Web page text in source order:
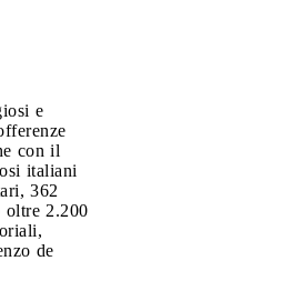
e
con il
italiani
362
2.200
de